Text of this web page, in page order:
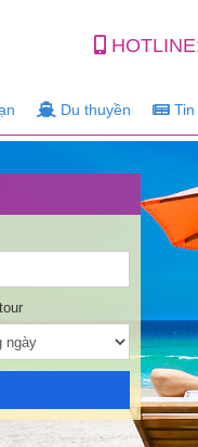
Du thuyền